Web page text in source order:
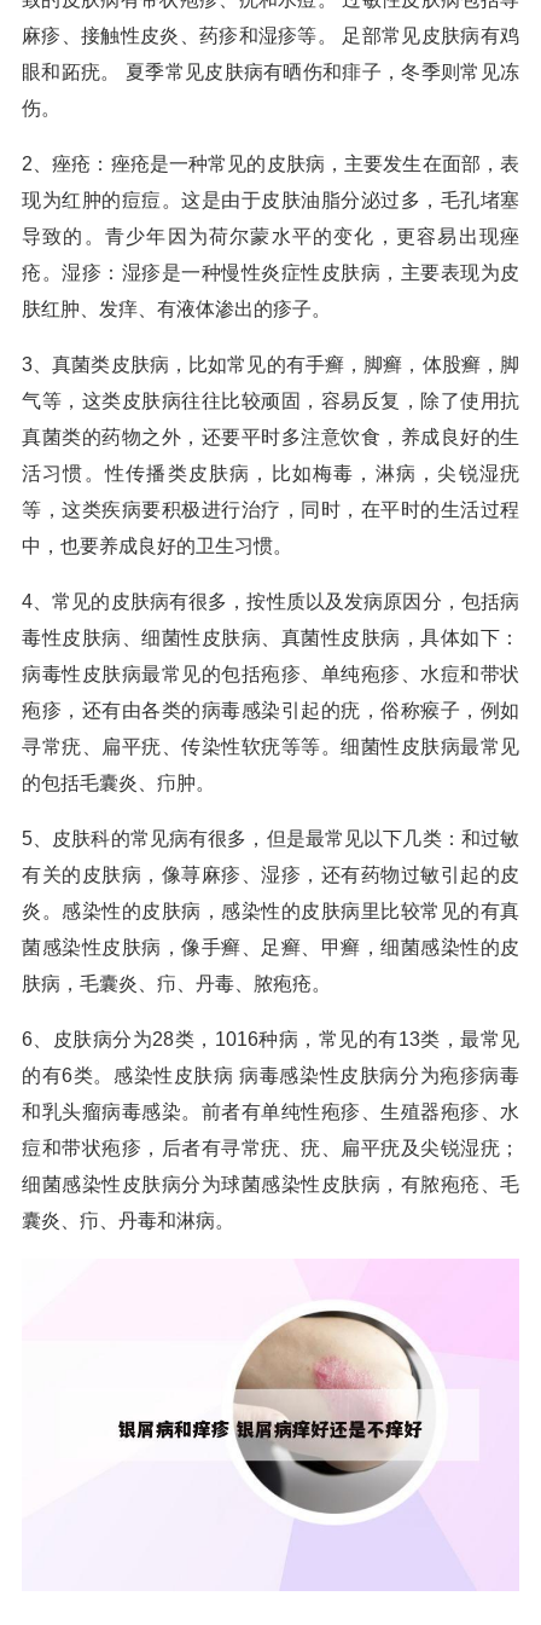
麻疹、接触性皮炎、药疹和湿疹等。 足部常见皮肤病有鸡
眼和跖疣。 夏季常见皮肤病有晒伤和痱子，冬季则常见冻
伤。
2、痤疮：痤疮是一种常见的皮肤病，主要发生在面部，表
现为红肿的痘痘。这是由于皮肤油脂分泌过多，毛孔堵塞
导致的。青少年因为荷尔蒙水平的变化，更容易出现痤
疮。湿疹：湿疹是一种慢性炎症性皮肤病，主要表现为皮
肤红肿、发痒、有液体渗出的疹子。
3、真菌类皮肤病，比如常见的有手癣，脚癣，体股癣，脚
气等，这类皮肤病往往比较顽固，容易反复，除了使用抗
真菌类的药物之外，还要平时多注意饮食，养成良好的生
活习惯。性传播类皮肤病，比如梅毒，淋病，尖锐湿疣
等，这类疾病要积极进行治疗，同时，在平时的生活过程
中，也要养成良好的卫生习惯。
4、常见的皮肤病有很多，按性质以及发病原因分，包括病
毒性皮肤病、细菌性皮肤病、真菌性皮肤病，具体如下：
病毒性皮肤病最常见的包括疱疹、单纯疱疹、水痘和带状
疱疹，还有由各类的病毒感染引起的疣，俗称瘊子，例如
寻常疣、扁平疣、传染性软疣等等。细菌性皮肤病最常见
的包括毛囊炎、疖肿。
5、皮肤科的常见病有很多，但是最常见以下几类：和过敏
有关的皮肤病，像荨麻疹、湿疹，还有药物过敏引起的皮
炎。感染性的皮肤病，感染性的皮肤病里比较常见的有真
菌感染性皮肤病，像手癣、足癣、甲癣，细菌感染性的皮
肤病，毛囊炎、疖、丹毒、脓疱疮。
6、皮肤病分为28类，1016种病，常见的有13类，最常见
的有6类。感染性皮肤病 病毒感染性皮肤病分为疱疹病毒
和乳头瘤病毒感染。前者有单纯性疱疹、生殖器疱疹、水
痘和带状疱疹，后者有寻常疣、疣、扁平疣及尖锐湿疣；
细菌感染性皮肤病分为球菌感染性皮肤病，有脓疱疮、毛
囊炎、疖、丹毒和淋病。